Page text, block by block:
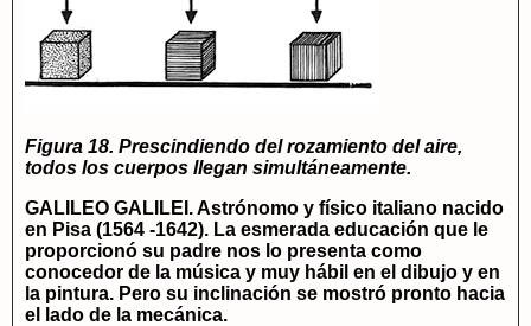
Figura 18. Prescindiendo del rozamiento del aire,
todos los cuerpos llegan simultáneamente.
GALILEO GALILEI. Astrónomo y físico italiano nacido
en Pisa (1564 -1642). La esmerada educación que le
proporcionó su padre nos lo presenta como
conocedor de la música y muy hábil en el dibujo y en
la pintura. Pero su inclinación se mostró pronto hacia
el lado de la mecánica.